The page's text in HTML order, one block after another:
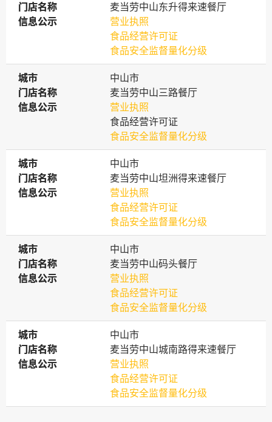
门店名称
门店名称
麦当劳中山东升得来速餐厅
信息公示
信息公示
营业执照
食品经营许可证
食品安全监督量化分级
城市
城市
中山市
门店名称
门店名称
麦当劳中山三路餐厅
信息公示
信息公示
营业执照
食品经营许可证
食品安全监督量化分级
城市
城市
中山市
门店名称
门店名称
麦当劳中山坦洲得来速餐厅
信息公示
信息公示
营业执照
食品经营许可证
食品安全监督量化分级
城市
城市
中山市
门店名称
门店名称
麦当劳中山码头餐厅
信息公示
信息公示
营业执照
食品经营许可证
食品安全监督量化分级
城市
城市
中山市
门店名称
门店名称
麦当劳中山城南路得来速餐厅
信息公示
信息公示
营业执照
食品经营许可证
食品安全监督量化分级